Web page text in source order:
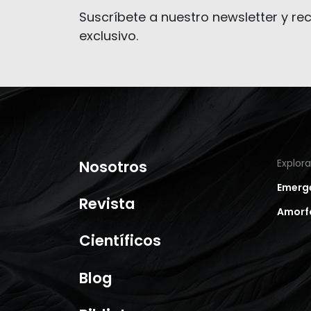
Suscríbete a nuestro newsletter y
exclusivo.
Nosotros
Revista
Científicos
Blog